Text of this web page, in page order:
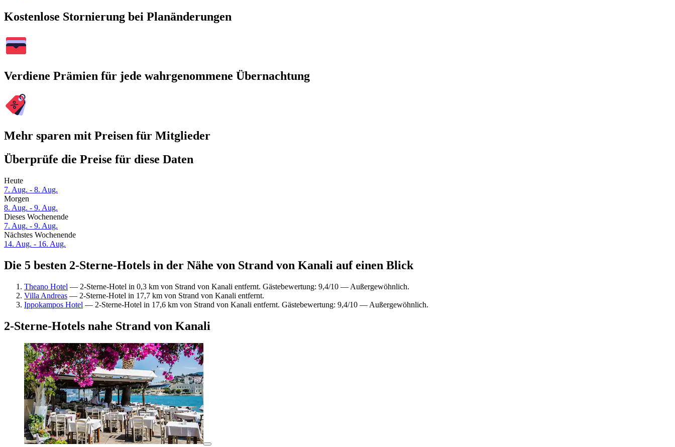
Kostenlose Stornierung bei Planänderungen
Verdiene Prämien für jede wahrgenommene Übernachtung
Mehr sparen mit Preisen für Mitglieder
Überprüfe die Preise für diese Daten
Heute
7. Aug. - 8. Aug.
Morgen
8. Aug. - 9. Aug.
Dieses Wochenende
7. Aug. - 9. Aug.
Nächstes Wochenende
14. Aug. - 16. Aug.
Die 5 besten 2-Sterne-Hotels in der Nähe von Strand von Kanali auf einen Blick
Theano Hotel — 2-Sterne-Hotel in 0,3 km von Strand von Kanali entfernt. Gästebewertung: 9,4/10 — Außergewöhnlich.
Villa Andreas — 2-Sterne-Hotel in 17,7 km von Strand von Kanali entfernt.
Ippokampos Hotel — 2-Sterne-Hotel in 17,6 km von Strand von Kanali entfernt. Gästebewertung: 9,4/10 — Außergewöhnlich.
2-Sterne-Hotels nahe Strand von Kanali